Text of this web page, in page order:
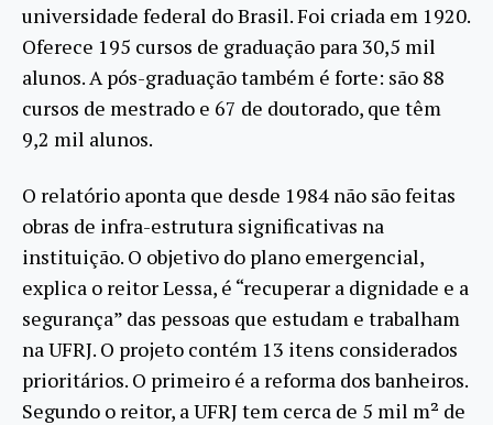
universidade federal do Brasil. Foi criada em 1920.
Oferece 195 cursos de graduação para 30,5 mil
alunos. A pós-graduação também é forte: são 88
cursos de mestrado e 67 de doutorado, que têm
9,2 mil alunos.
O relatório aponta que desde 1984 não são feitas
obras de infra-estrutura significativas na
instituição. O objetivo do plano emergencial,
explica o reitor Lessa, é “recuperar a dignidade e a
segurança” das pessoas que estudam e trabalham
na UFRJ. O projeto contém 13 itens considerados
prioritários. O primeiro é a reforma dos banheiros.
Segundo o reitor, a UFRJ tem cerca de 5 mil m² de